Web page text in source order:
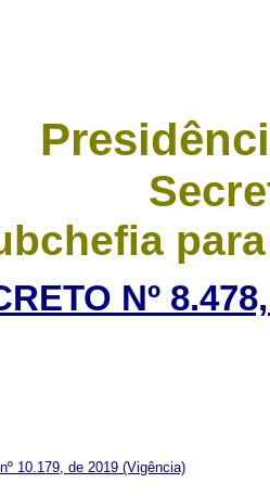
Nº
10.179, de 2019 (Vigência)